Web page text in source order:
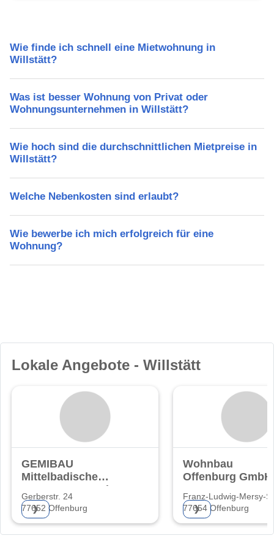
Wie finde ich schnell eine Mietwohnung in
Willstätt?
Was ist besser Wohnung von Privat oder
Wohnungsunternehmen in Willstätt?
Wie hoch sind die durchschnittlichen Mietpreise in
Willstätt?
Welche Nebenkosten sind erlaubt?
Wie bewerbe ich mich erfolgreich für eine
Wohnung?
Lokale Angebote - Willstätt
GEMIBAU
Mittelbadische
Baugenossenschaft
eG
Gerberstr. 24
77652 Offenburg
❯
Wohnbau
Offenburg GmbH
Franz-Ludwig-Mersy-
77654 Offenburg
❯